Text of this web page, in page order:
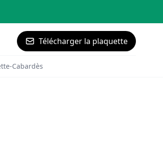
Télécharger la plaquette
Cabardès